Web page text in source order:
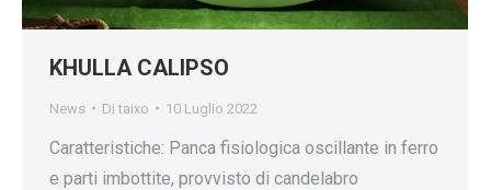
KHULLA CALIPSO
News Ditaixo 10 Luglio 2022
Caratteristiche: Panca fisiologica oscillante in ferro
e parti imbottite, provvisto di candelabro